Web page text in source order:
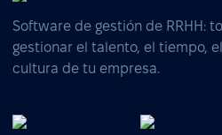
Software de gestión de RRHH:
gestionar el talento, el tiempo,
cultura de tu empresa.